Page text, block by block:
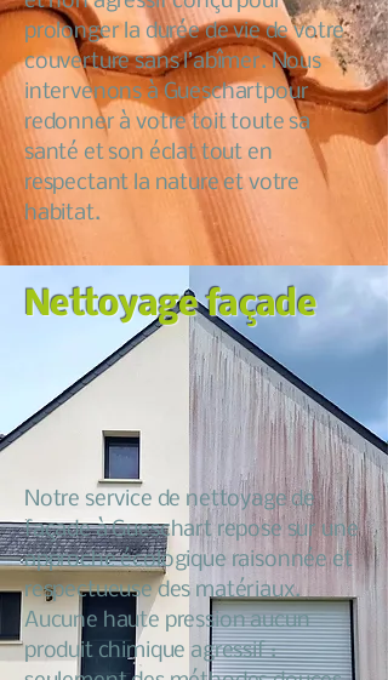
prolonger la durée de vie de votre
couverture sans l’abîmer. Nous
intervenons à Gueschartpour
redonner à votre toit toute sa
santé et son éclat tout en
respectant la nature et votre
habitat.
Nettoyage façade
Notre service de nettoyage de
façade à Gueschart repose sur une
approche écologique raisonnée et
respectueuse des matériaux.
Aucune haute pression aucun
produit chimique agressif :